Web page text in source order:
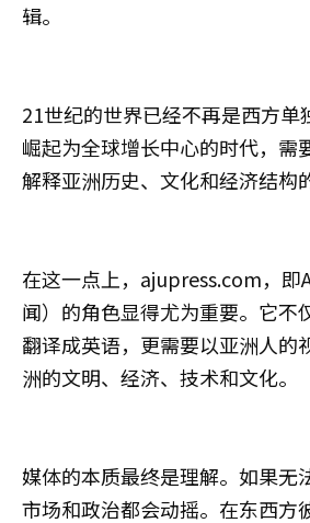
辑。
21世纪的世界已经不再是西方单
崛起为全球增长中心的时代，需
解释亚洲历史、文化和经济结构
在这一点上，ajupress.com，即
闻）的角色显得尤为重要。它不
翻译成英语，更需要以亚洲人的
洲的文明、经济、技术和文化。
媒体的本质最终是理解。如果无
市场和政治都会动摇。在东西方